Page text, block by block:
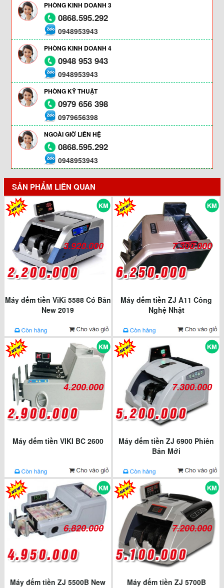
PHÒNG KINH DOANH 3
0868.595.292
0948953943
PHÒNG KINH DOANH 4
0948 953 943
0948953943
PHÒNG KỸ THUẬT
0979 656 398
0979656398
NGOÀI GIỜ LIÊN HỆ
0868.595.292
0948953943
SẢN PHẨM LIÊN QUAN
3.920.000
Máy đếm tiền ViKi 5588 Có Bản
New 2019
7.300.000
Máy đếm tiền ZJ A11 Công
Nghệ Nhật
4.200.000
Máy đếm tiền VIKI BC 2600
7.300.000
Máy đếm tiền ZJ 6900 Phiên
Bản Mới
6.820.000
Máy đếm tiền ZJ 5500B New
7.200.000
Máy đếm tiền ZJ 5700B